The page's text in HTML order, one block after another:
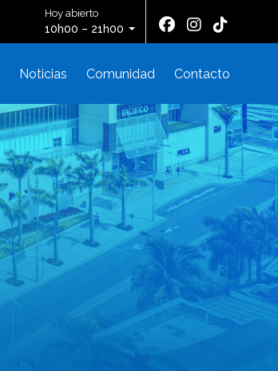
Hoy abierto
10h00 – 21h00
Noticias Comunidad Contacto